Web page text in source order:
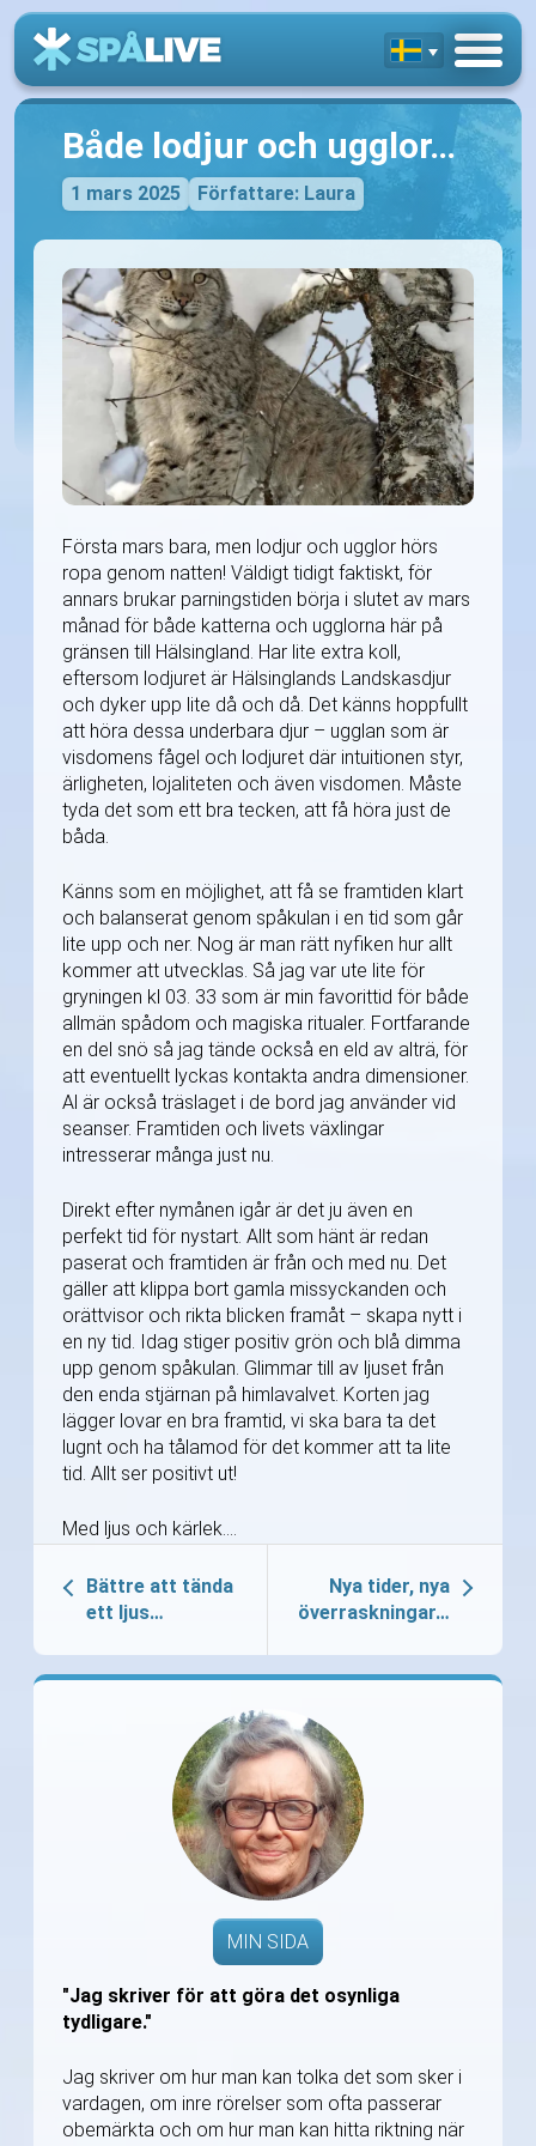
Både lodjur och ugglor…
1 mars 2025 Författare: Laura
Första mars bara, men lodjur och ugglor hörs
ropa genom natten! Väldigt tidigt faktiskt, för
annars brukar parningstiden börja i slutet av mars
månad för både katterna och ugglorna här på
gränsen till Hälsingland. Har lite extra koll,
eftersom lodjuret är Hälsinglands Landskasdjur
och dyker upp lite då och då. Det känns hoppfullt
att höra dessa underbara djur – ugglan som är
visdomens fågel och lodjuret där intuitionen styr,
ärligheten, lojaliteten och även visdomen. Måste
tyda det som ett bra tecken, att få höra just de
båda.
Känns som en möjlighet, att få se framtiden klart
och balanserat genom spåkulan i en tid som går
lite upp och ner. Nog är man rätt nyfiken hur allt
kommer att utvecklas. Så jag var ute lite för
gryningen kl 03. 33 som är min favorittid för både
allmän spådom och magiska ritualer. Fortfarande
en del snö så jag tände också en eld av alträ, för
att eventuellt lyckas kontakta andra dimensioner.
Al är också träslaget i de bord jag använder vid
seanser. Framtiden och livets växlingar
intresserar många just nu.
Direkt efter nymånen igår är det ju även en
perfekt tid för nystart. Allt som hänt är redan
paserat och framtiden är från och med nu. Det
gäller att klippa bort gamla missyckanden och
orättvisor och rikta blicken framåt – skapa nytt i
en ny tid. Idag stiger positiv grön och blå dimma
upp genom spåkulan. Glimmar till av ljuset från
den enda stjärnan på himlavalvet. Korten jag
lägger lovar en bra framtid, vi ska bara ta det
lugnt och ha tålamod för det kommer att ta lite
tid. Allt ser positivt ut!
Med ljus och kärlek….
Bättre att tända
ett ljus…
Nya tider, nya
överraskningar…
MIN SIDA
"Jag skriver för att göra det osynliga
tydligare."
Jag skriver om hur man kan tolka det som sker i
vardagen, om inre rörelser som ofta passerar
obemärkta och om hur man kan hitta riktning när